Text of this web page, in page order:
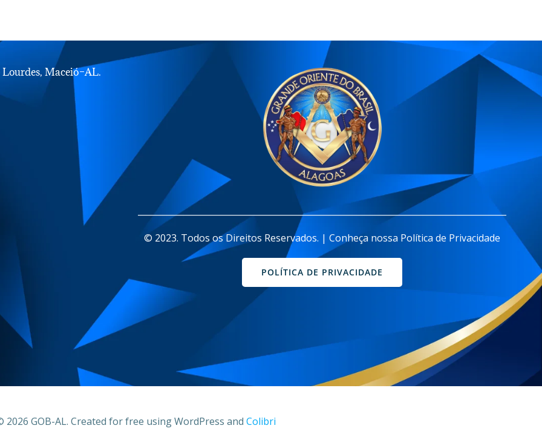
Lourdes, Maceió–AL.
_______________________________________________________________________________________
© 2023. Todos os Direitos Reservados. | Conheça nossa Política de Privacidade
POLÍTICA DE PRIVACIDADE
2026 GOB-AL. Created for free using WordPress and Colibri